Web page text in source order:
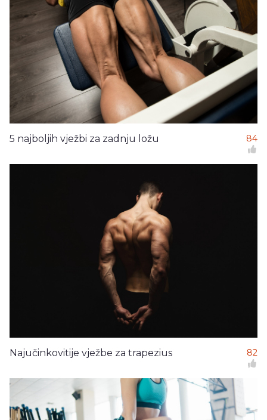
5 najboljih vježbi za zadnju ložu 84
Najučinkovitije vježbe za trapezius 82